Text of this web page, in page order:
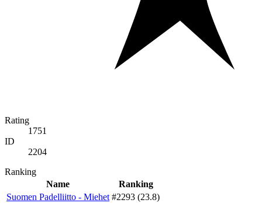
Rating
1751
ID
2204
Ranking
Name
Ranking
Suomen Padelliitto - Miehet #2293 (23.8)